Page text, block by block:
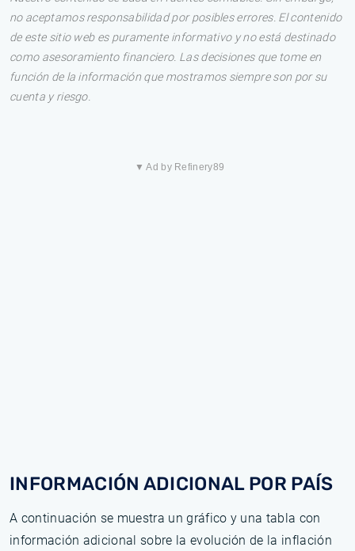
no aceptamos responsabilidad por posibles errores. El contenido
de este sitio web es puramente informativo y no está destinado
como asesoramiento financiero. Las decisiones que tome en
función de la información que mostramos siempre son por su
cuenta y riesgo.
▼ Ad by Refinery89
INFORMACIÓN ADICIONAL POR PAÍS
A continuación se muestra un gráfico y una tabla con
información adicional sobre la evolución de la inflación